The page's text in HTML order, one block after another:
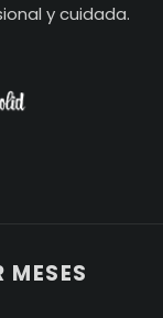
y cuidada.
MESES